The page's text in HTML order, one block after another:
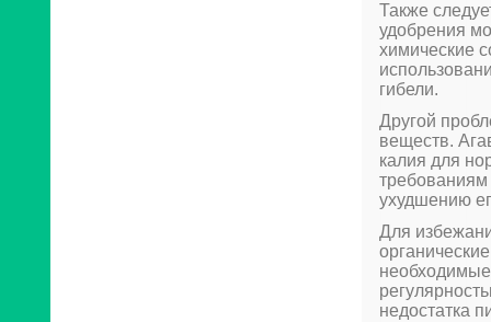
Также
удобрения
химические
гибели.
Другой
веществ.
калия для
ухудшению
Для
недостатка